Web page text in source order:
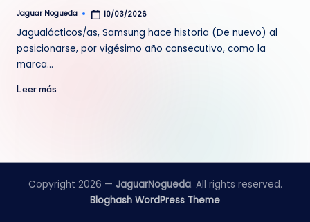
Publicado
Jaguar Nogueda 10/03/2026
Jagualácticos/as, Samsung hace historia (De nuevo) al
posicionarse, por vigésimo año consecutivo, como la
marca…
Leer más
Copyright 2026 — JaguarNogueda. All rights reserved.
Bloghash WordPress Theme